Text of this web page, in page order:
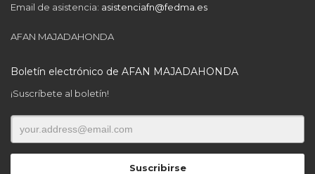
Email de asistencia: asistenciafn@fedma.es
AFAN MAJADAHONDA
Boletín electrónico de AFAN MAJADAHONDA
¡Suscríbete al boletín!